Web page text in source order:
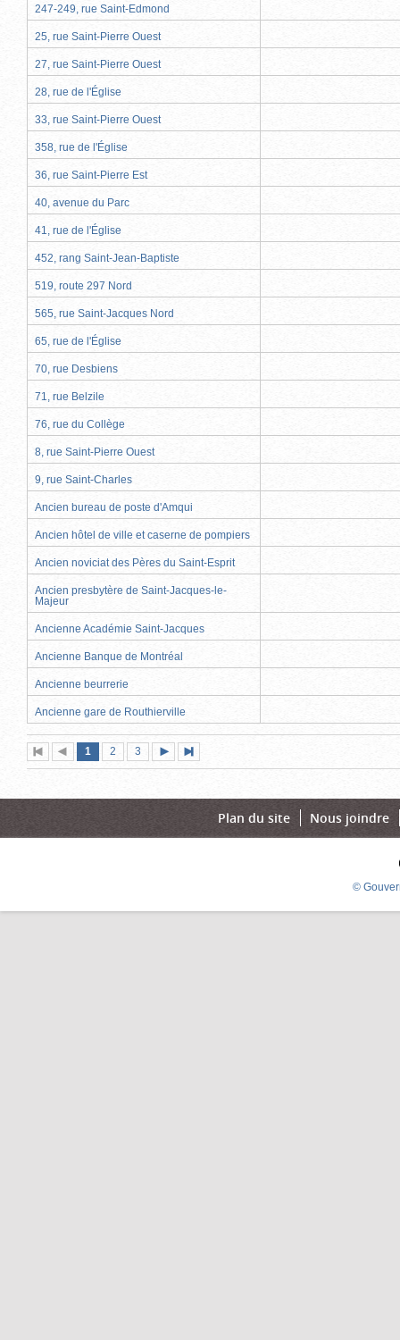
247-249, rue Saint-Edmond
25, rue Saint-Pierre Ouest
27, rue Saint-Pierre Ouest
28, rue de l'Église
33, rue Saint-Pierre Ouest
358, rue de l'Église
36, rue Saint-Pierre Est
40, avenue du Parc
41, rue de l'Église
452, rang Saint-Jean-Baptiste
519, route 297 Nord
565, rue Saint-Jacques Nord
65, rue de l'Église
70, rue Desbiens
71, rue Belzile
76, rue du Collège
8, rue Saint-Pierre Ouest
9, rue Saint-Charles
Ancien bureau de poste d'Amqui
Ancien hôtel de ville et caserne de pompiers
Ancien noviciat des Pères du Saint-Esprit
Ancien presbytère de Saint-Jacques-le-
Majeur
Ancienne Académie Saint-Jacques
Ancienne Banque de Montréal
Ancienne beurrerie
Ancienne gare de Routhierville
Première
page
Page
précédente
Page
1 (page
actuelle)
Page
2 Page
3
suivante
page
Plan du site Nous joindre
©